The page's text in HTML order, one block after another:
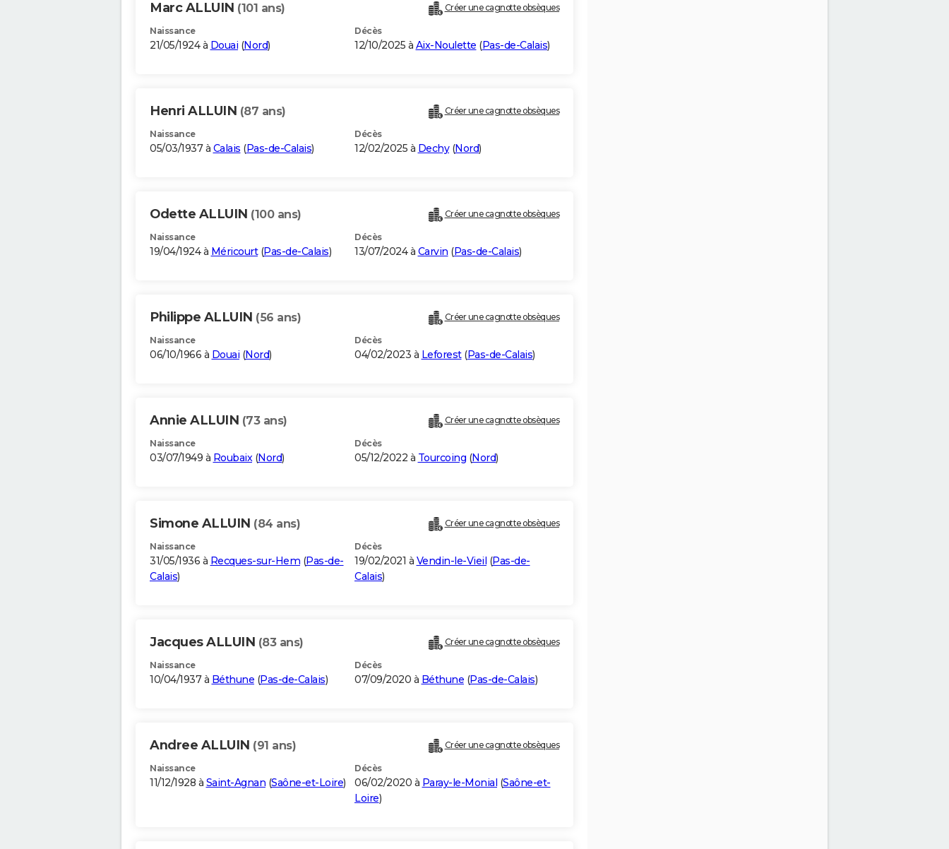
Marc ALLUIN (101 ans) Créer une cagnotte obsèques
Naissance
21/05/1924 à Douai (Nord)
Décès
12/10/2025 à Aix-Noulette (Pas-de-Calais)
Henri ALLUIN (87 ans) Créer une cagnotte obsèques
Naissance
05/03/1937 à Calais (Pas-de-Calais)
Décès
12/02/2025 à Dechy(Nord)
Odette ALLUIN (100 ans) Créer une cagnotte obsèques
Naissance
19/04/1924 à Méricourt(Pas-de-Calais)
Décès
13/07/2024 à Carvin (Pas-de-Calais)
Philippe ALLUIN (56 ans) Créer une cagnotte obsèques
Naissance
06/10/1966 à Douai (Nord)
Décès
04/02/2023 à Leforest(Pas-de-Calais)
Annie ALLUIN (73 ans) Créer une cagnotte obsèques
Naissance
03/07/1949 à Roubaix(Nord)
Décès
05/12/2022 à Tourcoing (Nord)
Simone ALLUIN (84 ans) Créer une cagnotte obsèques
Naissance
31/05/1936 à Recques-sur-Hem (Pas-de-
Calais)
Décès
19/02/2021 à Vendin-le-Vieil (Pas-de-
Calais)
Jacques ALLUIN (83 ans) Créer une cagnotte obsèques
Naissance
10/04/1937 à Béthune (Pas-de-Calais)
Décès
07/09/2020 à Béthune (Pas-de-Calais)
Andree ALLUIN (91 ans) Créer une cagnotte obsèques
Naissance
11/12/1928 à Saint-Agnan (Saône-et-Loire)
Décès
06/02/2020 à Paray-le-Monial (Saône-et-
Loire)